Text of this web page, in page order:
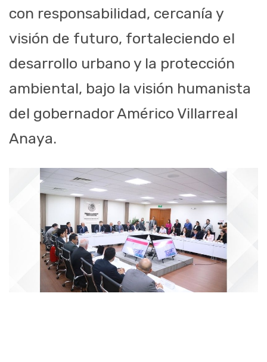
con responsabilidad, cercanía y
visión de futuro, fortaleciendo el
desarrollo urbano y la protección
ambiental, bajo la visión humanista
del gobernador Américo Villarreal
Anaya.